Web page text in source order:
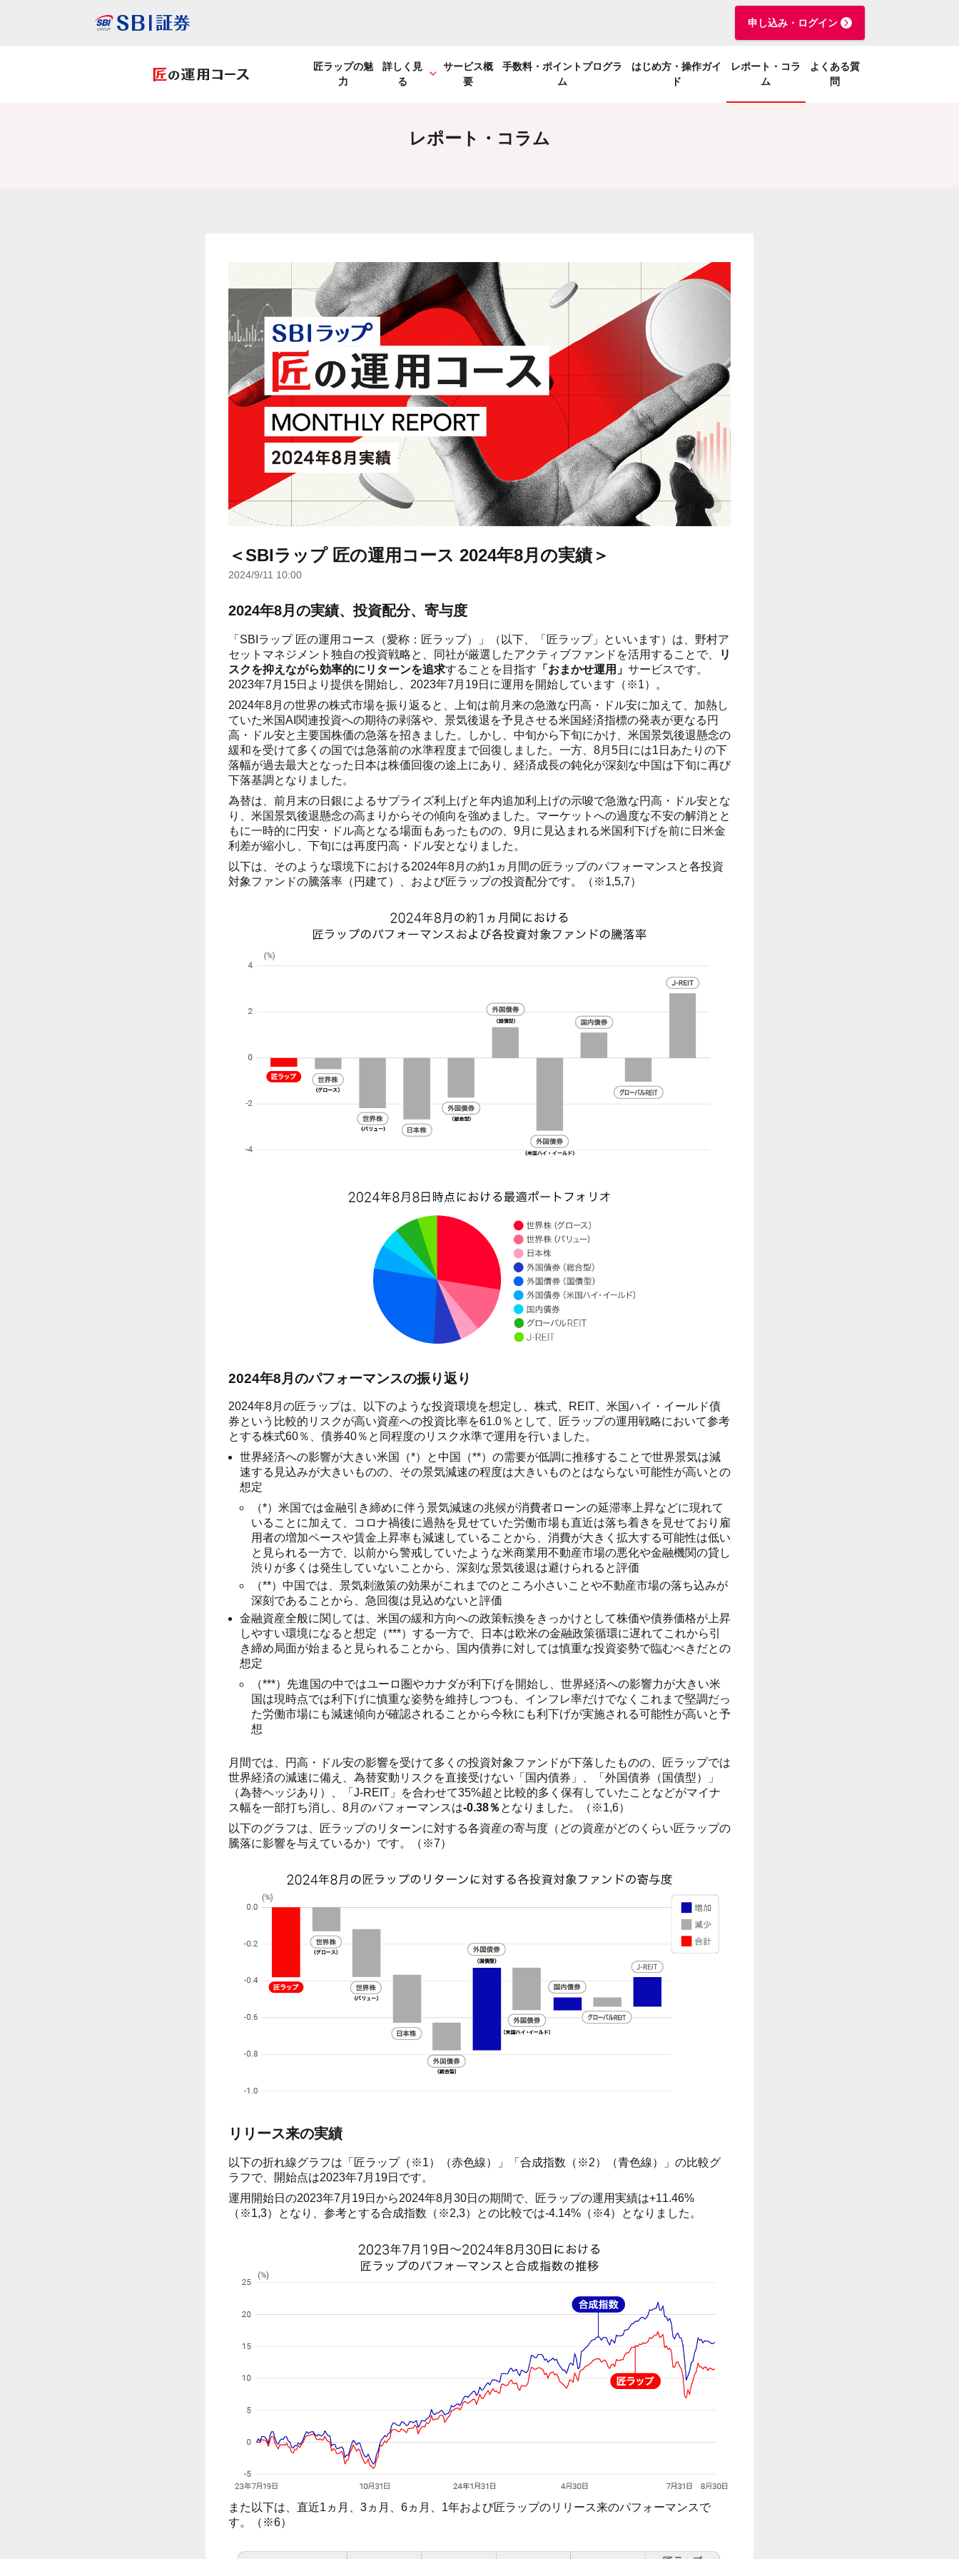
申し込み・ログイン
匠ラップの魅
力
詳しく見
る
サービス概
要
手数料・ポイントプログラ
ム
はじめ方・操作ガイ
ド
レポート・コラ
ム
よくある質
問
レポート・コラム
＜SBIラップ 匠の運用コース 2024年8月の実績＞
2024/9/11 10:00
2024年8月の実績、投資配分、寄与度
「SBIラップ 匠の運用コース（愛称：匠ラップ）」（以下、「匠ラップ」といいます）は、野村ア
セットマネジメント独自の投資戦略と、同社が厳選したアクティブファンドを活用することで、
リ
スクを抑えながら効率的にリターンを追求することを目指す 「おまかせ運用」 サービスです。
2023年7月15日より提供を開始し、2023年7月19日に運用を開始しています（※1）。
2024年8月の世界の株式市場を振り返ると、上旬は前月来の急激な円高・ドル安に加えて、加熱し
ていた米国AI関連投資への期待の剥落や、景気後退を予見させる米国経済指標の発表が更なる円
高・ドル安と主要国株価の急落を招きました。しかし、中旬から下旬にかけ、米国景気後退懸念の
緩和を受けて多くの国では急落前の水準程度まで回復しました。一方、8月5日には1日あたりの下
落幅が過去最大となった日本は株価回復の途上にあり、経済成長の鈍化が深刻な中国は下旬に再び
下落基調となりました。
為替は、前月末の日銀によるサプライズ利上げと年内追加利上げの示唆で急激な円高・ドル安とな
り、米国景気後退懸念の高まりからその傾向を強めました。マーケットへの過度な不安の解消とと
もに一時的に円安・ドル高となる場面もあったものの、9月に見込まれる米国利下げを前に日米金
利差が縮小し、下旬には再度円高・ドル安となりました。
以下は、そのような環境下における2024年8月の約1ヵ月間の匠ラップのパフォーマンスと各投資
対象ファンドの騰落率（円建て）、および匠ラップの投資配分です。（※1,5,7）
2024年8月のパフォーマンスの振り返り
2024年8月の匠ラップは、以下のような投資環境を想定し、株式、REIT、米国ハイ・イールド債
券という比較的リスクが高い資産への投資比率を61.0％として、匠ラップの運用戦略において参考
とする株式60％、債券40％と同程度のリスク水準で運用を行いました。
世界経済への影響が大きい米国（*）と中国（**）の需要が低調に推移することで世界景気は減
速する見込みが大きいものの、その景気減速の程度は大きいものとはならない可能性が高いとの
想定
（*）米国では金融引き締めに伴う景気減速の兆候が消費者ローンの延滞率上昇などに現れて
いることに加えて、コロナ禍後に過熱を見せていた労働市場も直近は落ち着きを見せており雇
用者の増加ペースや賃金上昇率も減速していることから、消費が大きく拡大する可能性は低い
と見られる一方で、以前から警戒していたような米商業用不動産市場の悪化や金融機関の貸し
渋りが多くは発生していないことから、深刻な景気後退は避けられると評価
（**）中国では、景気刺激策の効果がこれまでのところ小さいことや不動産市場の落ち込みが
深刻であることから、急回復は見込めないと評価
金融資産全般に関しては、米国の緩和方向への政策転換をきっかけとして株価や債券価格が上昇
しやすい環境になると想定（***）する一方で、日本は欧米の金融政策循環に遅れてこれから引
き締め局面が始まると見られることから、国内債券に対しては慎重な投資姿勢で臨むべきだとの
想定
（***）先進国の中ではユーロ圏やカナダが利下げを開始し、世界経済への影響力が大きい米
国は現時点では利下げに慎重な姿勢を維持しつつも、インフレ率だけでなくこれまで堅調だっ
た労働市場にも減速傾向が確認されることから今秋にも利下げが実施される可能性が高いと予
想
月間では、円高・ドル安の影響を受けて多くの投資対象ファンドが下落したものの、匠ラップでは
世界経済の減速に備え、為替変動リスクを直接受けない「国内債券」、「外国債券（国債型）」
（為替ヘッジあり）、「J-REIT」を合わせて35%超と比較的多く保有していたことなどがマイナ
ス幅を一部打ち消し、8月のパフォーマンスは-0.38％ となりました。（※1,6）
以下のグラフは、匠ラップのリターンに対する各資産の寄与度（どの資産がどのくらい匠ラップの
騰落に影響を与えているか）です。（※7）
リリース来の実績
以下の折れ線グラフは「匠ラップ（※1）（赤色線）」「合成指数（※2）（青色線）」の比較グ
ラフで、開始点は2023年7月19日です。
運用開始日の2023年7月19日から2024年8月30日の期間で、匠ラップの運用実績は+11.46%
（※1,3）となり、参考とする合成指数（※2,3）との比較では-4.14%（※4）となりました。
また以下は、直近1ヵ月、3ヵ月、6ヵ月、1年および匠ラップのリリース来のパフォーマンスで
す。（※6）